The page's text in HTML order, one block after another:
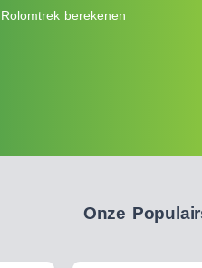
Rolomtrek berekenen
Onze